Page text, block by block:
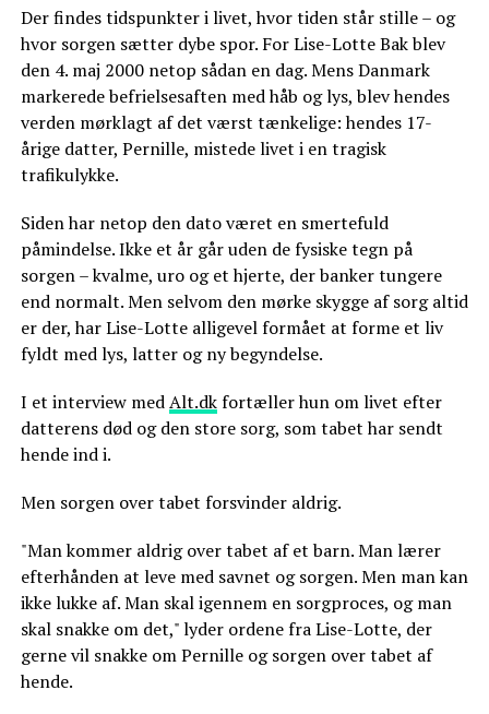
Der findes tidspunkter i livet, hvor tiden står stille – og
hvor sorgen sætter dybe spor. For Lise-Lotte Bak blev
den 4. maj 2000 netop sådan en dag. Mens Danmark
markerede befrielsesaften med håb og lys, blev hendes
verden mørklagt af det værst tænkelige: hendes 17-
årige datter, Pernille, mistede livet i en tragisk
trafikulykke.
Siden har netop den dato været en smertefuld
påmindelse. Ikke et år går uden de fysiske tegn på
sorgen – kvalme, uro og et hjerte, der banker tungere
end normalt. Men selvom den mørke skygge af sorg altid
er der, har Lise-Lotte alligevel formået at forme et liv
fyldt med lys, latter og ny begyndelse.
I et interview medAlt.dkfortæller hun om livet efter
datterens død og den store sorg, som tabet har sendt
hende ind i.
Men sorgen over tabet forsvinder aldrig.
"Man kommer aldrig over tabet af et barn. Man lærer
efterhånden at leve med savnet og sorgen. Men man kan
ikke lukke af. Man skal igennem en sorgproces, og man
skal snakke om det," lyder ordene fra Lise-Lotte, der
gerne vil snakke om Pernille og sorgen over tabet af
hende.